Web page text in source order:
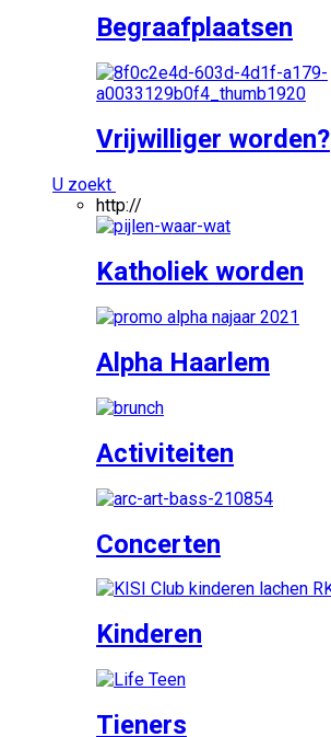
Begraafplaatsen
Vrijwilliger worden?
U zoekt
http://
Katholiek worden
Alpha Haarlem
Activiteiten
Concerten
Kinderen
Tieners